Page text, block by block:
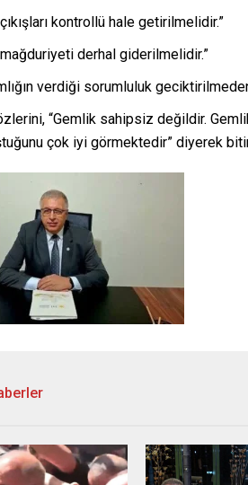
kontrollü hale getirilmelidir.”
derhal giderilmelidir.”
verdiği sorumluluk
“Gemlik sahipsiz değildir.
çok iyi görmektedir” diyerek